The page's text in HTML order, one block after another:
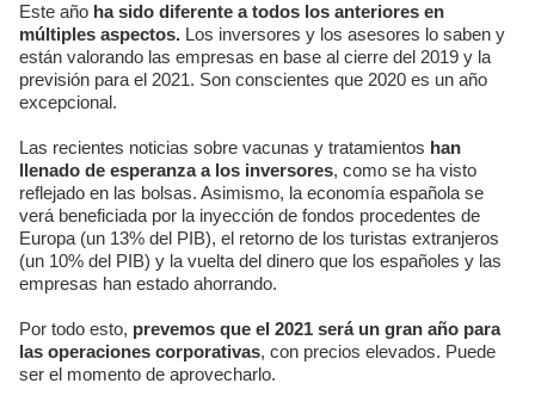
Este año ha sido diferente a todos los anteriores en
múltiples aspectos. Los inversores y los asesores lo saben y
están valorando las empresas en base al cierre del 2019 y la
previsión para el 2021. Son conscientes que 2020 es un año
excepcional.
Las recientes noticias sobre vacunas y tratamientos han
llenado de esperanza a los inversores, como se ha visto
reflejado en las bolsas. Asimismo, la economía española se
verá beneficiada por la inyección de fondos procedentes de
Europa (un 13% del PIB), el retorno de los turistas extranjeros
(un 10% del PIB) y la vuelta del dinero que los españoles y las
empresas han estado ahorrando.
Por todo esto, prevemos que el 2021 será un gran año para
las operaciones corporativas, con precios elevados. Puede
ser el momento de aprovecharlo.